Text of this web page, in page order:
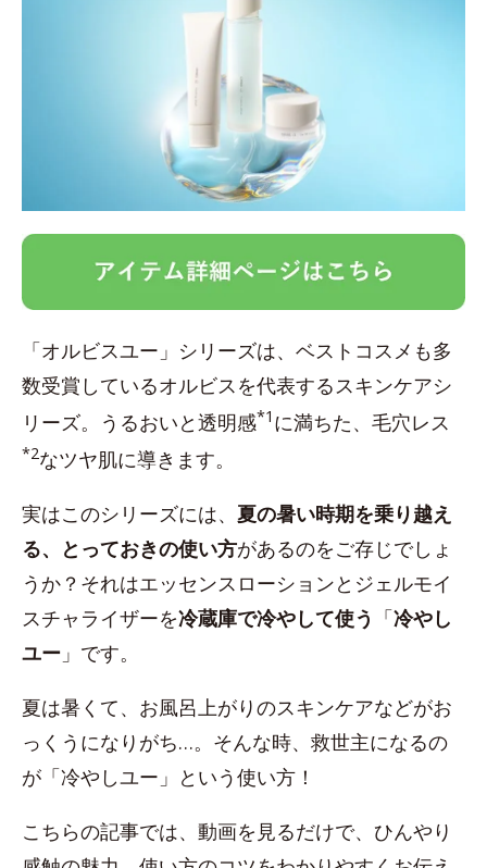
「オルビスユー」シリーズは、ベストコスメも多
数受賞しているオルビスを代表するスキンケアシ
リーズ。うるおいと透明感*1 に満ちた、毛穴レス
*2なツヤ肌に導きます。
実はこのシリーズには、 夏の暑い時期を乗り越え
る、とっておきの使い方があるのをご存じでしょ
うか？それはエッセンスローションとジェルモイ
スチャライザーを冷蔵庫で冷やして使う 「冷やし
ユー 」です。
夏は暑くて、お風呂上がりのスキンケアなどがお
っくうになりがち…。そんな時、救世主になるの
が「冷やしユー」という使い方！
こちらの記事では、動画を見るだけで、ひんやり